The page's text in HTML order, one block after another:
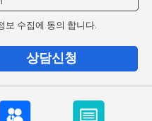
보 수집에 동의 합니다.
상담신청